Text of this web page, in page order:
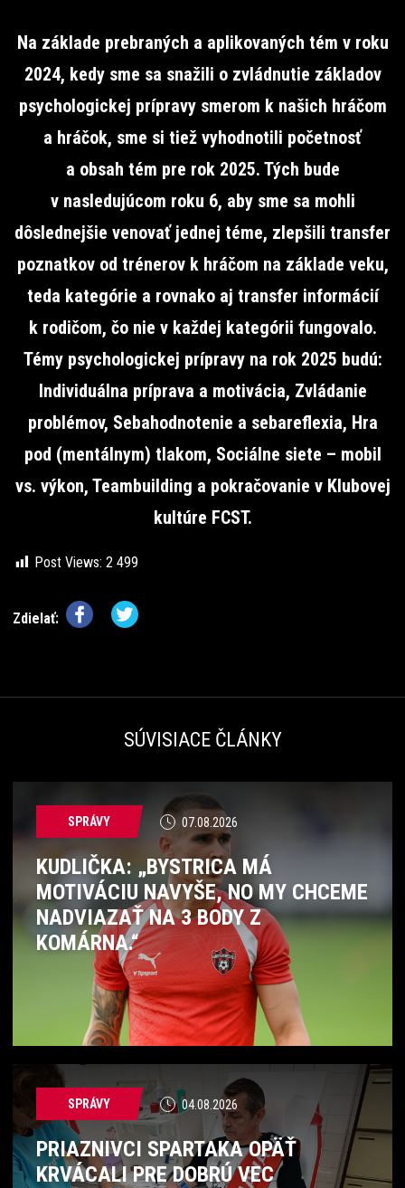
Na základe prebraných a aplikovaných tém v roku
2024, kedy sme sa snažili o zvládnutie základov
psychologickej prípravy smerom k našich hráčom
a hráčok, sme si tiež vyhodnotili početnosť
a obsah tém pre rok 2025. Tých bude
v nasledujúcom roku 6, aby sme sa mohli
dôslednejšie venovať jednej téme, zlepšili transfer
poznatkov od trénerov k hráčom na základe veku,
teda kategórie a rovnako aj transfer informácií
k rodičom, čo nie v každej kategórii fungovalo.
Témy psychologickej prípravy na rok 2025 budú:
Individuálna príprava a motivácia, Zvládanie
problémov, Sebahodnotenie a sebareflexia, Hra
pod (mentálnym) tlakom, Sociálne siete – mobil
vs. výkon, Teambuilding a pokračovanie v Klubovej
kultúre FCST.
Post Views: 2 499
Zdielať:
SÚVISIACE ČLÁNKY
SPRÁVY 07.08.2026
KUDLIČKA: „BYSTRICA MÁ
MOTIVÁCIU NAVYŠE, NO MY CHCEME
NADVIAZAŤ NA 3 BODY Z
KOMÁRNA.“
SPRÁVY 04.08.2026
PRIAZNIVCI SPARTAKA OPÄŤ
KRVÁCALI PRE DOBRÚ VEC